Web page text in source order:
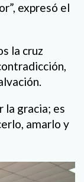
expresó el
la cruz
la gracia; es
amarlo y